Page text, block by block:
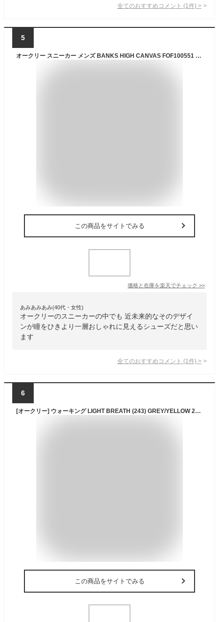
全てのおすすめコメント (1 件) >
5
オークリー スニーカー メンズ BANKS HIGH CANVAS FOF100551 022 OAKLEY run
この商品をサイトでみる
価格と在庫を楽天でチェック >>
あみあみあみ(40代・女性)
オークリーのスニーカーの中でも 近未来的なそのデザイ
ンが瞳をひきより一層おしゃれに見えるシューズだと思い
ます
全てのおすすめコメント (1 件) >
6
[オークリー] ウォーキング LIGHT BREATH (243) GREY/YELLOW 25.5 cm
この商品をサイトでみる